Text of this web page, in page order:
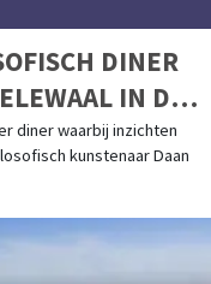
DINER
IN DE
diner waarbij inzichten
kunstenaar Daan